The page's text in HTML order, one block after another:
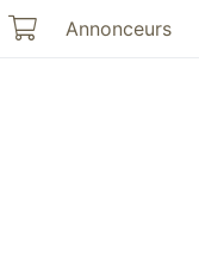
Mon panier
Annonceurs